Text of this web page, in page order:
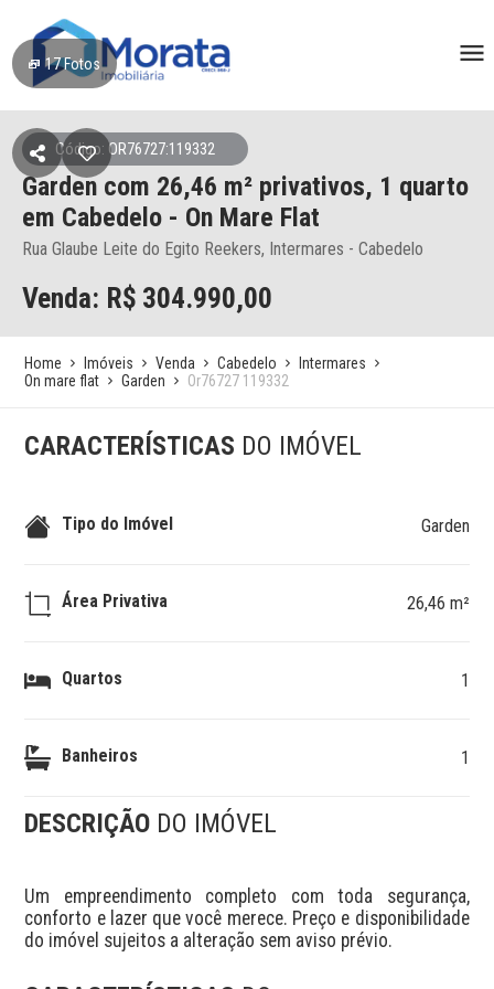
17Fotos
Código: OR76727:119332
Garden com 26,46 m² privativos, 1 quarto
em Cabedelo - On Mare Flat
Rua Glaube Leite do Egito Reekers, Intermares - Cabedelo
Venda: R$ 304.990,00
Home Imóveis Venda Cabedelo
Intermares
On mare flat
Garden Or76727 119332
CARACTERÍSTICAS DO IMÓVEL
Tipo do Imóvel Garden
Área Privativa 26,46 m²
Quartos 1
Banheiros 1
DESCRIÇÃO DO IMÓVEL
Um empreendimento completo com toda segurança,
conforto e lazer que você merece. Preço e disponibilidade
do imóvel sujeitos a alteração sem aviso prévio.